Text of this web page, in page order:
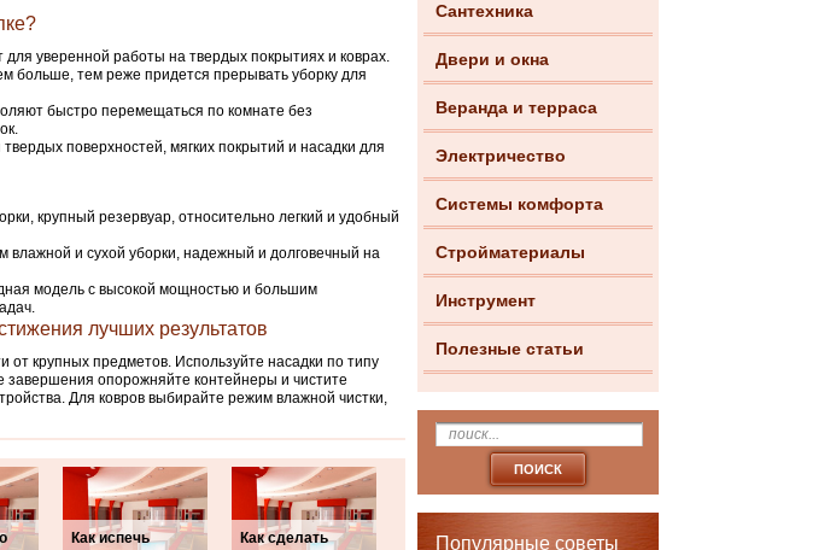
Сантехника
Двери и окна
Веранда и терраса
Электричество
Системы комфорта
Стройматериалы
Инструмент
Полезные статьи
Популярные советы
уверенной работы на твердых покрытиях и коврах.
больше, тем реже придется прерывать уборку для
быстро перемещаться по комнате без
поверхностей, мягких покрытий и насадки для
крупный резервуар, относительно легкий и удобный
влажной и сухой уборки, надежный и долговечный на
модель с высокой мощностью и большим
лучших результатов
от крупных предметов. Используйте насадки по типу
завершения опорожняйте контейнеры и чистите
Для ковров выбирайте режим влажной чистки,
Как испечь
Как сделать